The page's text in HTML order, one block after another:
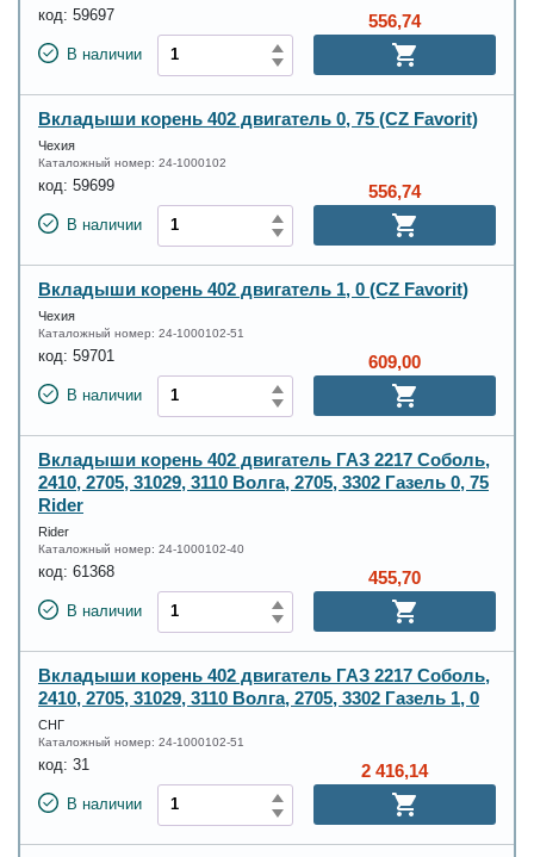
код: 59697
В наличии
556,74
Вкладыши корень 402 двигатель 0, 75 (CZ Favorit)
Чехия
Каталожный номер: 24-1000102
код: 59699
В наличии
556,74
Вкладыши корень 402 двигатель 1, 0 (CZ Favorit)
Чехия
Каталожный номер: 24-1000102-51
код: 59701
В наличии
609,00
Вкладыши корень 402 двигатель ГАЗ 2217 Соболь,
2410, 2705, 31029, 3110 Волга, 2705, 3302 Газель 0, 75
Rider
Rider
Каталожный номер: 24-1000102-40
код: 61368
В наличии
455,70
Вкладыши корень 402 двигатель ГАЗ 2217 Соболь,
2410, 2705, 31029, 3110 Волга, 2705, 3302 Газель 1, 0
СНГ
Каталожный номер: 24-1000102-51
код: 31
В наличии
2 416,14